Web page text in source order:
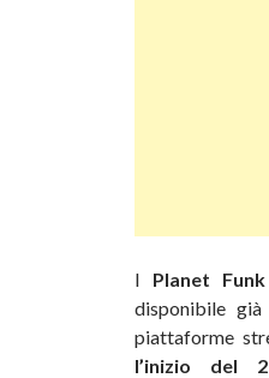
I Planet
disponibile
piattaforme
l’inizio del